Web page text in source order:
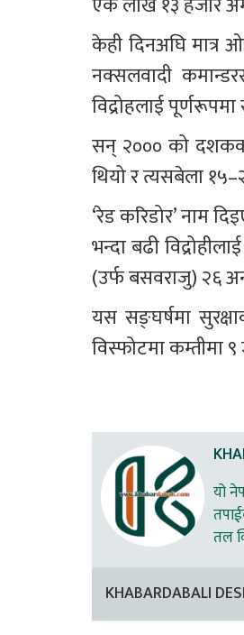
केही दिनअघि मात्र
नक्सलवादी
विद्रोहलाई
सन् २००० को
थियो र त्यसबेला
‘रेड करिडोर’ नाम
भन्दा बढी
(उर्फ बसवराजु) २६
यस सङ्घर्षमा
विस्फोटमा कम्तीमा
यो
तल
KHABARDABALI